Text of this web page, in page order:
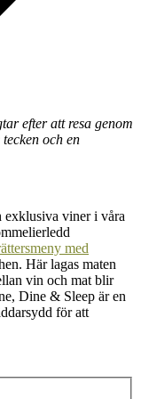
efter att resa genom
och en
exklusiva viner i våra
med
Här lagas maten
vin och mat blir
Dine & Sleep är en
för att